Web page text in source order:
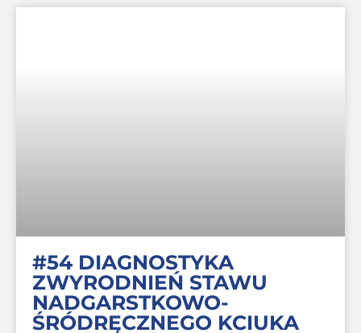
#54 DIAGNOSTYKA
ZWYRODNIEŃ STAWU
NADGARSTKOWO-
ŚRÓDRĘCZNEGO KCIUKA